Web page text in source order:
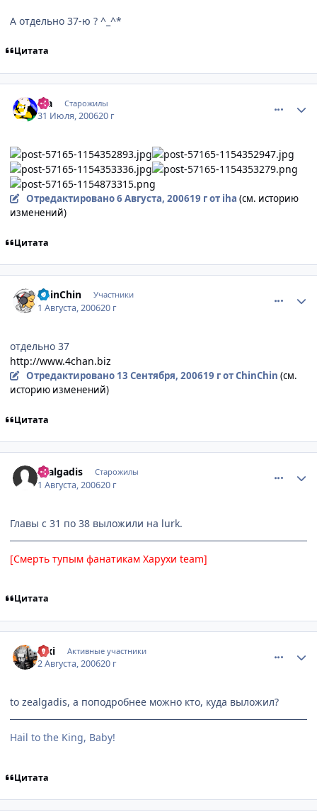
А отдельно 37-ю ? ^_^*
Цитата
iha Старожилы
31 Июля, 200620 г
Отредактировано6 Августа, 200619 гот iha (см. историю
изменений)
Цитата
ChinChin Участники
1 Августа, 200620 г
отдельно 37
http://www.4chan.biz
Отредактировано 13 Сентября, 200619 гот ChinChin (см.
историю изменений)
Цитата
zealgadis Старожилы
1 Августа, 200620 г
Главы с 31 по 38 выложили на lurk.
[Смерть тупым фанатикам Харухи team]
Цитата
dixi Активные участники
2 Августа, 200620 г
to zealgadis, а поподробнее можно кто, куда выложил?
Hail to the King, Baby!
Цитата